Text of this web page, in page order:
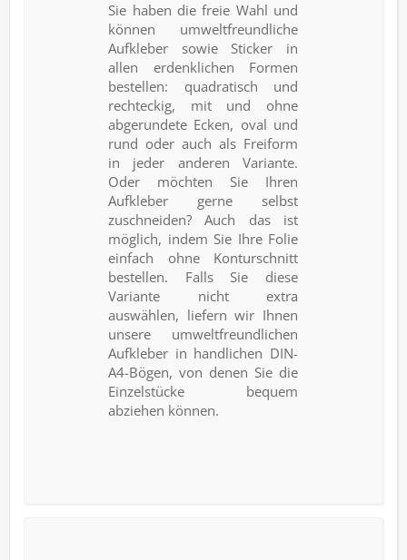
Sie haben die freie Wahl und
können umweltfreundliche
Aufkleber sowie Sticker in
allen erdenklichen Formen
bestellen: quadratisch und
rechteckig, mit und ohne
abgerundete Ecken, oval und
rund oder auch als Freiform
in jeder anderen Variante.
Oder möchten Sie Ihren
Aufkleber gerne selbst
zuschneiden? Auch das ist
möglich, indem Sie Ihre Folie
einfach ohne Konturschnitt
bestellen. Falls Sie diese
Variante nicht extra
auswählen, liefern wir Ihnen
unsere umweltfreundlichen
Aufkleber in handlichen DIN-
A4-Bögen, von denen Sie die
Einzelstücke bequem
abziehen können.